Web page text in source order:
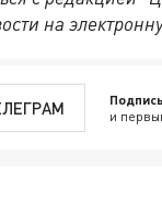
на
и